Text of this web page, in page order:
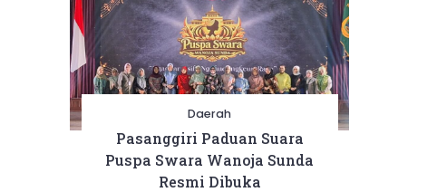
Daerah
Pasanggiri Paduan Suara
Puspa Swara Wanoja Sunda
Resmi Dibuka